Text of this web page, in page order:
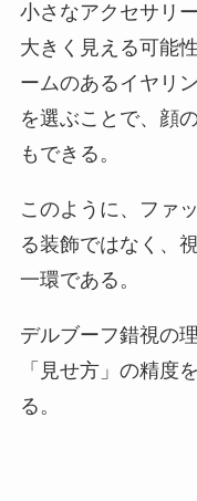
小さなアクセサリ
大きく見える可能
ームのあるイヤリ
を選ぶことで、顔
もできる。
このように、ファ
る装飾ではなく、
一環である。
デルブーフ錯視の
「見せ方」の精度
る。